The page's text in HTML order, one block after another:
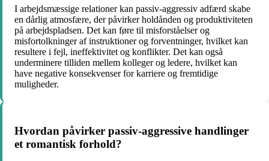
I arbejdsmæssige relationer kan passiv-aggressiv adfærd skabe
en dårlig atmosfære, der påvirker holdånden og produktiviteten
på arbejdspladsen. Det kan føre til misforståelser og
misfortolkninger af instruktioner og forventninger, hvilket kan
resultere i fejl, ineffektivitet og konflikter. Det kan også
underminere tilliden mellem kolleger og ledere, hvilket kan
have negative konsekvenser for karriere og fremtidige
muligheder.
Hvordan påvirker passiv-aggressive handlinger
et romantisk forhold?